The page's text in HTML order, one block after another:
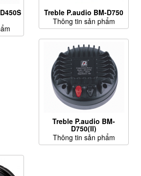
Treble P.audio BM-D750
Thông tin sản phẩm
Treble P.audio BM-
D750(II)
Thông tin sản phẩm